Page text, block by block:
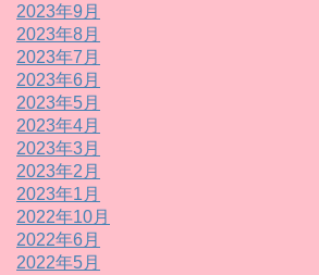
2023年9月
2023年8月
2023年7月
2023年6月
2023年5月
2023年4月
2023年3月
2023年2月
2023年1月
2022年10月
2022年6月
2022年5月